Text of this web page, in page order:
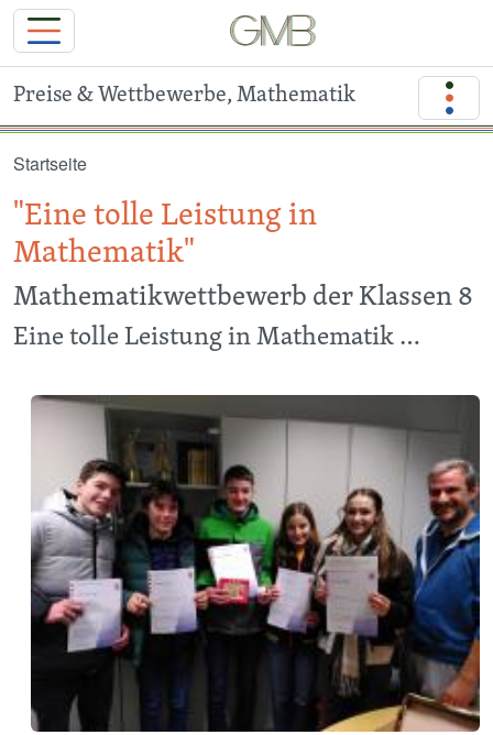
Preise & Wettbewerbe, Mathematik
Startseite
"Eine tolle Leistung in
Mathematik"
Mathematikwettbewerb der Klassen 8
Eine tolle Leistung in Mathematik …
Image